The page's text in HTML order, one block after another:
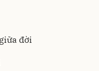
đời